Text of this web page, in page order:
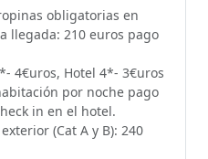
obligatorias en
llegada: 210 euros pago
4€uros, Hotel 4*- 3€uros
por noche pago
in en el hotel.
(Cat A y B): 240